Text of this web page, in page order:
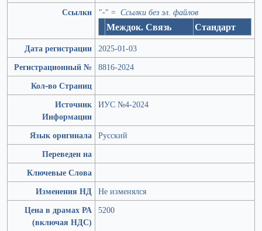
Ссылки
"-" = Ссылки без эл. файлов
Междок. Связь Стандарт
Дата регистрации 2025-01-03
Регистрационный №
8816-2024
Кол-во Страниц
Источник
Информации
ИУС №4-2024
Язык оригинала Русский
Переведен на
Ключевые Слова
Изменения НД Не изменялся
Цена в драмах РА
(включая НДС)
5200